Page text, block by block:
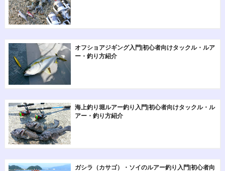
オフショアジギング入門|初心者向けタックル・ルア
ー・釣り方紹介
海上釣り堀ルアー釣り入門|初心者向けタックル・ル
アー・釣り方紹介
ガシラ（カサゴ）・ソイのルアー釣り入門|初心者向